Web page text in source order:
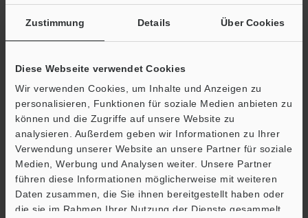
Zustimmung Details Über Cookies
Diese Webseite verwendet Cookies
Wir verwenden Cookies, um Inhalte und Anzeigen zu
personalisieren, Funktionen für soziale Medien anbieten zu
können und die Zugriffe auf unsere Website zu
analysieren. Außerdem geben wir Informationen zu Ihrer
Verwendung unserer Website an unsere Partner für soziale
Medien, Werbung und Analysen weiter. Unsere Partner
führen diese Informationen möglicherweise mit weiteren
Daten zusammen, die Sie ihnen bereitgestellt haben oder
die sie im Rahmen Ihrer Nutzung der Dienste gesammelt
FLUORESZENZMIKROSKOP KEINE DUNKELKAMMER
ERFORDERLICH KONZEPT MERKMALE
ANWENDUNGSBEISPIELE BAND2
PDF: 3.5MB /Deutsch
Download
Support